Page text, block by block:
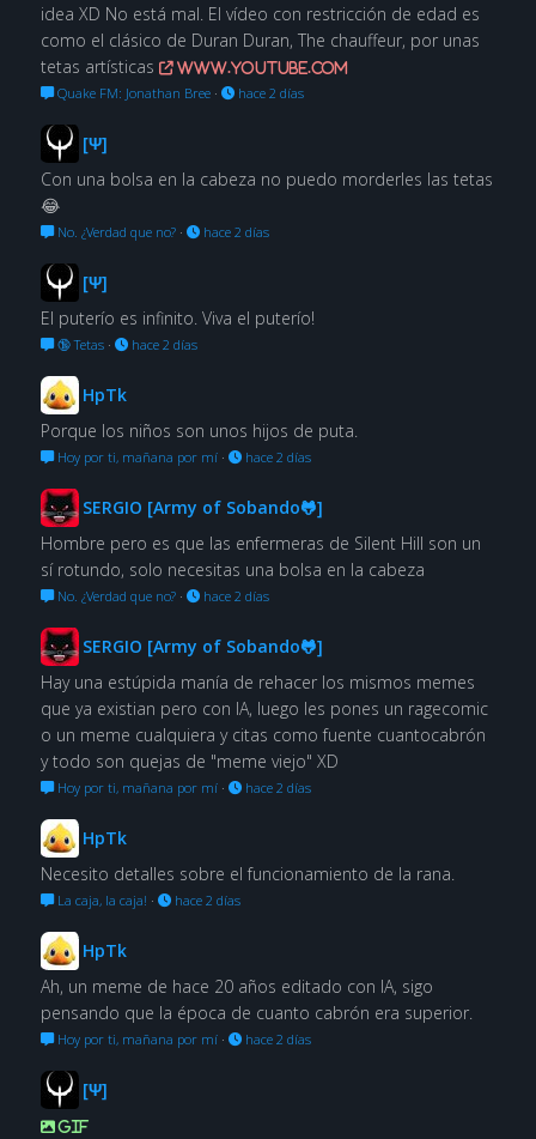
idea XD No está mal. El vídeo con restricción de edad es
como el clásico de Duran Duran, The chauffeur, por unas
tetas artísticas
www.youtube.com
Quake FM: Jonathan Bree· hace 2 días
[Ψ]
Con una bolsa en la cabeza no puedo morderles las tetas
😂
No. ¿Verdad que no?· hace 2 días
[Ψ]
El puterío es infinito. Viva el puterío!
🔞 Tetas· hace 2 días
HpTk
Porque los niños son unos hijos de puta.
Hoy por ti, mañana por mí· hace 2 días
SERGIO [Army of Sobando🐸]
Hombre pero es que las enfermeras de Silent Hill son un
sí rotundo, solo necesitas una bolsa en la cabeza
No. ¿Verdad que no?· hace 2 días
SERGIO [Army of Sobando🐸]
Hay una estúpida manía de rehacer los mismos memes
que ya existian pero con IA, luego les pones un ragecomic
o un meme cualquiera y citas como fuente cuantocabrón
y todo son quejas de "meme viejo" XD
Hoy por ti, mañana por mí· hace 2 días
HpTk
Necesito detalles sobre el funcionamiento de la rana.
La caja, la caja! · hace 2 días
HpTk
Ah, un meme de hace 20 años editado con IA, sigo
pensando que la época de cuanto cabrón era superior.
Hoy por ti, mañana por mí· hace 2 días
[Ψ]
GIF